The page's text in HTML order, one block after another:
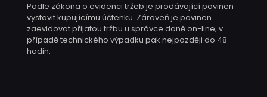
Podle zákona o evidenci tržeb je prodávající povinen
vystavit kupujícímu účtenku. Zároveň je povinen
zaevidovat přijatou tržbu u správce daně on-line; v
případě technického výpadku pak nejpozději do 48
hodin.